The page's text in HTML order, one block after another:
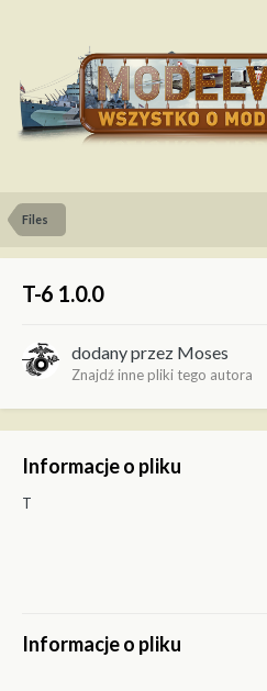
Files
T-6 1.0.0
dodany przez Moses
Znajdź inne pliki tego autora
Informacje o pliku
T
Informacje o pliku